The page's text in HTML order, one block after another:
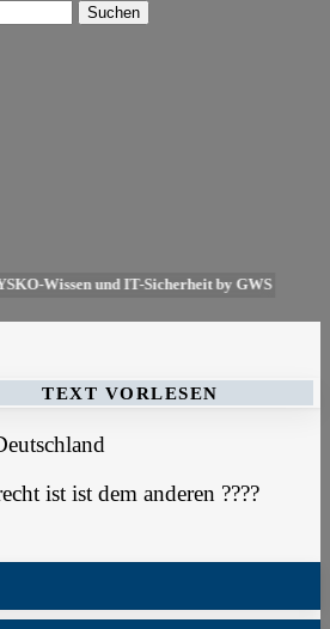
Suchen
Wissen und IT-Sicherheit by GWS
TEXT VORLESEN
ist ist dem anderen ????